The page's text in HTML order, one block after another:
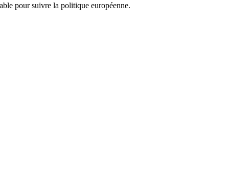
pour suivre la politique européenne.